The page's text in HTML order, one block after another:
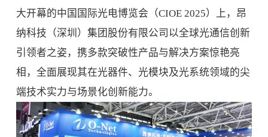
大开幕的中国国际光电博览会（CIOE 2025）上，昂
纳科技（深圳）集团股份有限公司以全球光通信创新
引领者之姿，携多款突破性产品与解决方案惊艳亮
相，全面展现其在光器件、光模块及光系统领域的尖
端技术实力与场景化创新能力。